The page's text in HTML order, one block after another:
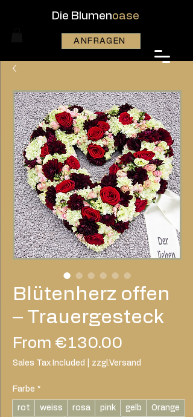
Die Blumenoase
ANFRAGEN
Blütenherz offen
– Trauergesteck
From €130.00
Price
Sales Tax Included zzgl.Versand
Farbe *
rot weiss rosa pink gelb
Orange